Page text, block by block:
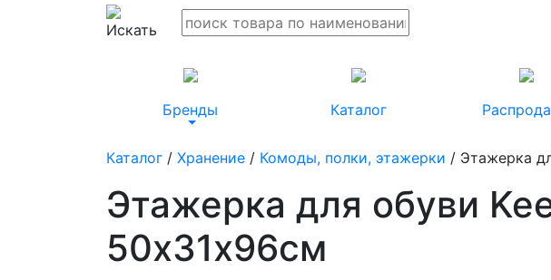
Бренды Каталог
Каталог / Хранение / Комоды, полки, этажерки / Этажерка
Этажерка для обуви
50х31х96см